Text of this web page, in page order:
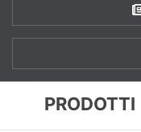
PRODOTTI